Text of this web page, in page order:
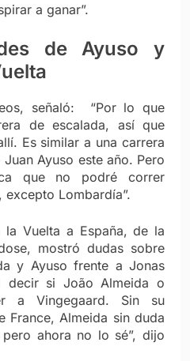
a ganar”.
de Ayuso y
señaló: “Por lo que
de escalada, así que
Es similar a una carrera
Ayuso este año. Pero
que no podré correr
excepto Lombardía”.
la Vuelta a España, de la
mostró dudas sobre
y Ayuso frente a Jonas
decir si João Almeida o
a Vingegaard. Sin su
France, Almeida sin duda
ahora no lo sé”, dijo